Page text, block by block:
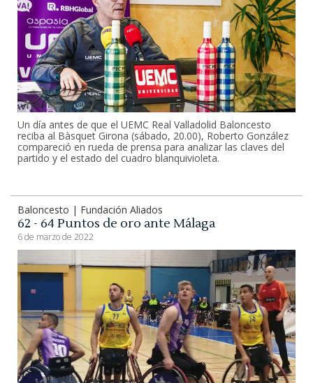
Un día antes de que el UEMC Real Valladolid Baloncesto
reciba al Bàsquet Girona (sábado, 20.00), Roberto González
compareció en rueda de prensa para analizar las claves del
partido y el estado del cuadro blanquivioleta.
Baloncesto | Fundación Aliados
62 - 64 Puntos de oro ante Málaga
6 de marzo de 2022